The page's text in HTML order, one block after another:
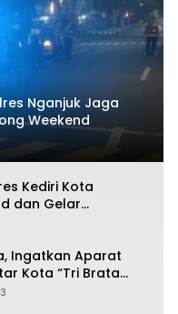
Nganjuk Jaga
Weekend
Kediri Kota
dan Gelar
Ingatkan Aparat
Kota “Tri Brata